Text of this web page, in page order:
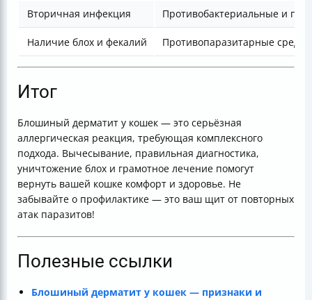
Вторичная инфекция Противобактериальные и
Наличие блох и фекалий Противопаразитарные
Итог
Блошиный дерматит у кошек — это серьёзная
аллергическая реакция, требующая комплексного
подхода. Вычесывание, правильная диагностика,
уничтожение блох и грамотное лечение помогут
вернуть вашей кошке комфорт и здоровье. Не
забывайте о профилактике — это ваш щит от повторных
атак паразитов!
Полезные ссылки
Блошиный дерматит у кошек — признаки и